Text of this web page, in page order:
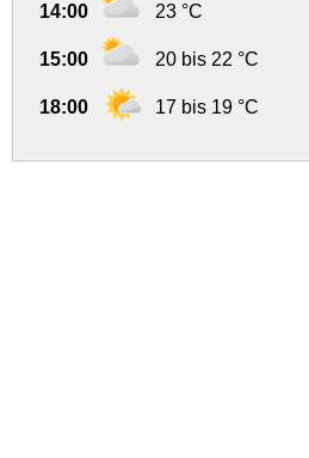
14:00 23 °C
15:00 20 bis 22 °C
18:00 17 bis 19 °C